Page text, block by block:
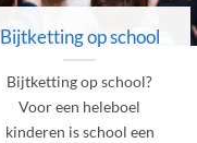
Bijtketting op school
Bijtketting op school?
Voor een heleboel
kinderen is school een